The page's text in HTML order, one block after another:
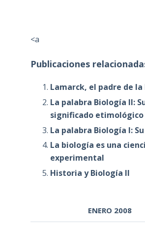
<a
Publicaciones
Lamarck, el padre de
La palabra Biología II:
significado etimológico
La palabra Biología I:
La biología es una
experimental
Historia y Biología II
ENERO 2008